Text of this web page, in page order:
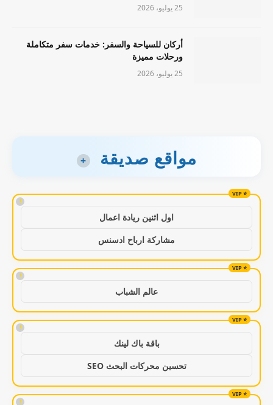
25 يوليو، 2026
أركان للسياحة والسفر: خدمات سفر متكاملة
ورحلات مميزة
25 يوليو، 2026
مواقع صديقة +
!
اول اثنين ريادة اعمال
مشاركة ارباح ادسنس
!
عالم الشباب
!
باقة باك لينك
تحسين محركات البحث SEO
!